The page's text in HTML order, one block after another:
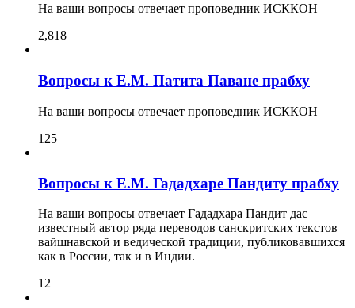
На ваши вопросы отвечает проповедник ИСККОН
2,818
Вопросы к Е.М. Патита Паване прабху
На ваши вопросы отвечает проповедник ИСККОН
125
Вопросы к Е.М. Гададхаре Пандиту прабху
На ваши вопросы отвечает Гададхара Пандит дас –
известный автор ряда переводов санскритских текстов
вайшнавской и ведической традиции, публиковавшихся
как в России, так и в Индии.
12